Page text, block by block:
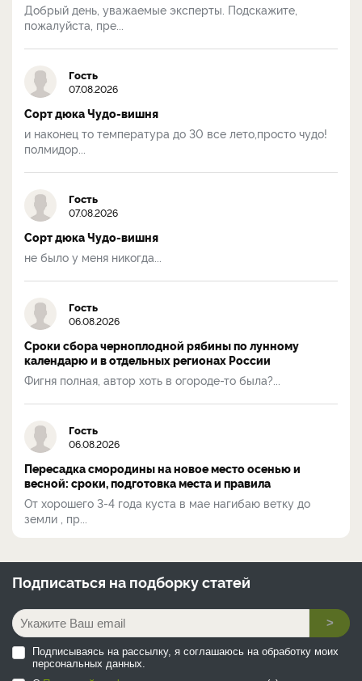
Добрый день, уважаемые эксперты. Подскажите,
пожалуйста, пре...
Гость
07.08.2026
Сорт дюка Чудо-вишня
и наконец то температура до 30 все лето,просто чудо!
полмидор...
Гость
07.08.2026
Сорт дюка Чудо-вишня
не было у меня никогда...
Гость
06.08.2026
Сроки сбора черноплодной рябины по лунному
календарю и в отдельных регионах России
Фигня полная, автор хоть в огороде-то была?...
Гость
06.08.2026
Пересадка смородины на новое место осенью и
весной: сроки, подготовка места и правила
От хорошего 3-4 года куста в мае нагибаю ветку до
земли , пр...
Подписаться на подборку статей
>
Подписываясь на рассылку, я соглашаюсь на обработку моих
персональных данных.